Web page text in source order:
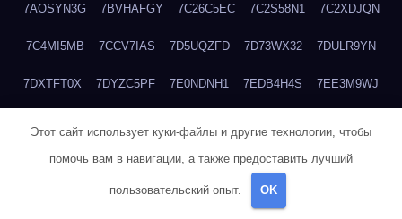
7AOSYN3G 7BVHAFGY 7C26C5EC 7C2S58N1 7C2XDJQN
7C4MI5MB 7CCV7IAS 7D5UQZFD 7D73WX32 7DULR9YN
7DXTFT0X 7DYZC5PF 7E0NDNH1 7EDB4H4S 7EE3M9WJ
7FKTW3MA 7FRYD8I9 7FX48QP3 7GDV0B8J 7GER99GF
7H8LPLGJ 7I854907 7IAYUF4X
Этот сайт использует куки-файлы и другие технологии, чтобы
помочь вам в навигации, а также предоставить лучший
пользовательский опыт. OK